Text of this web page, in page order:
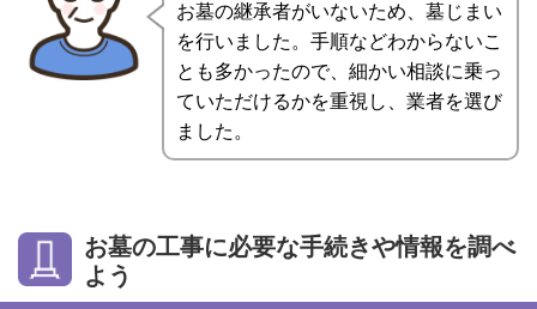
お墓の継承者がいないため、墓じまい
を行いました。手順などわからないこ
とも多かったので、細かい相談に乗っ
ていただけるかを重視し、業者を選び
ました。
お墓の工事に必要な手続きや情報を調べ
よう